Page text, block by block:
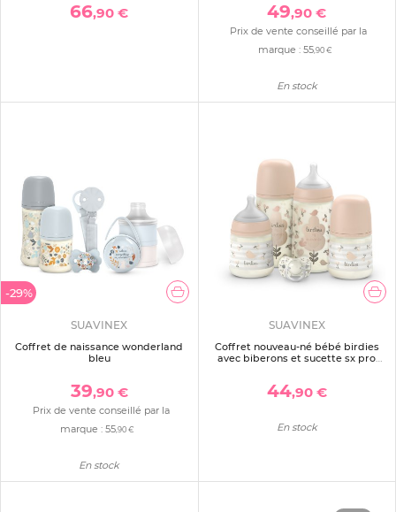
66,90 € 49,90 €
Prix de vente conseillé par la
marque : 55,90 €
En stock
-29%
SUAVINEX
Coffret de naissance wonderland
bleu
39,90 €
Prix de vente conseillé par la
marque :55,90 €
En stock
SUAVINEX
Coffret nouveau-né bébé birdies
avec biberons et sucette sx pro
44,90 €
En stock